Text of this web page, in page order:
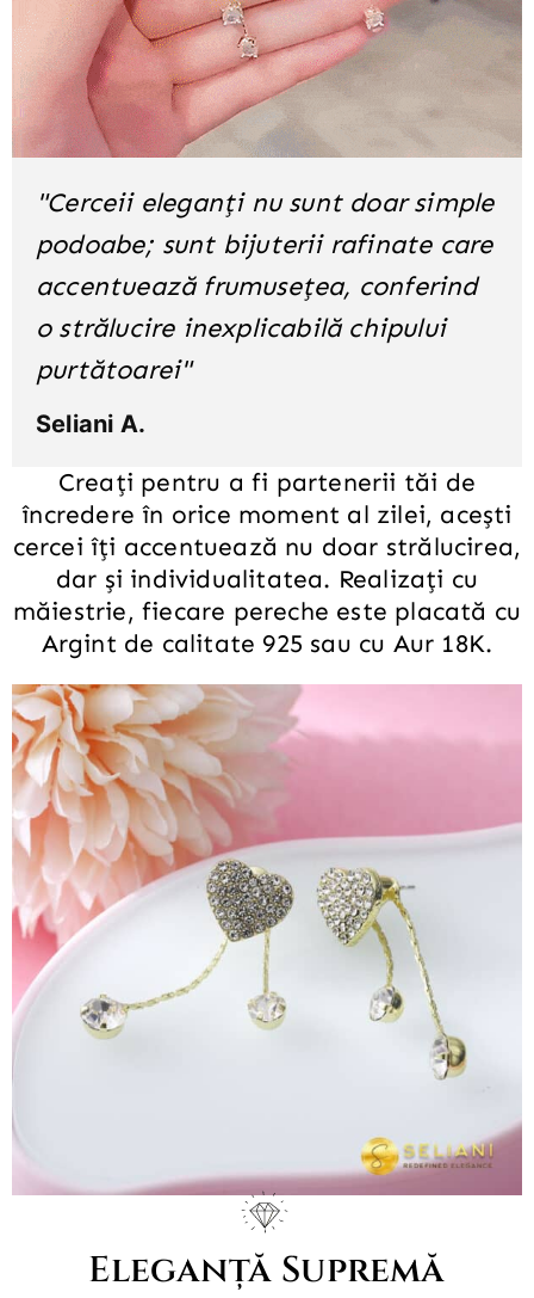
Creați pentru a fi partenerii tăi de
încredere în orice moment al zilei, acești
cercei îți accentuează nu doar strălucirea,
dar și individualitatea. Realizați cu
măiestrie, fiecare pereche este placată cu
Argint de calitate 925 sau cu Aur 18K.
"Cerceii eleganți nu sunt doar simple
podoabe; sunt bijuterii rafinate care
accentuează frumusețea, conferind
o strălucire inexplicabilă chipului
purtătoarei"
Seliani A.
Eleganță Supremă